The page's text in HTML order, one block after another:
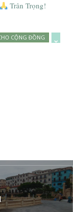
Trân Trọng!
CỘNG ĐỒNG